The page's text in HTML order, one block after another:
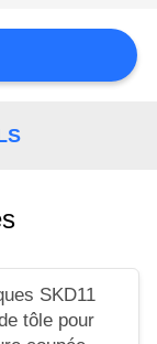
SKD11
tôle pour